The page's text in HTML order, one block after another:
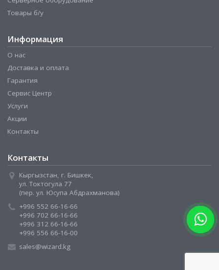
Товары б/у
Информация
О нас
Доставка и оплата
Гарантия
Сервис Центр
Услуги
Акции
Контакты
Контакты
Кыргызстан, г. Бишкек,
ул. Токтогула 77
(пер. ул. Юсупа Абдрахманова)
+996 552 66-16-66
+996 702 66-16-66
+996 312 66-16-66
+996 556 66-16-00
sales@wizard.kg